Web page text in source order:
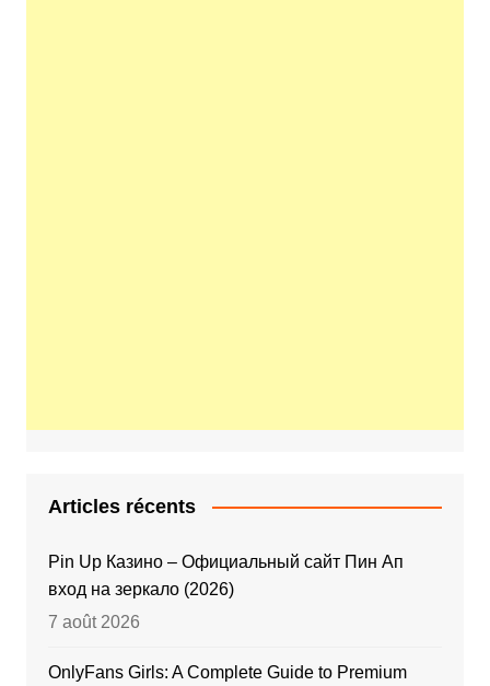
Articles récents
Pin Up Казино – Официальный сайт Пин Ап
вход на зеркало (2026)
7 août 2026
OnlyFans Girls: A Complete Guide to Premium